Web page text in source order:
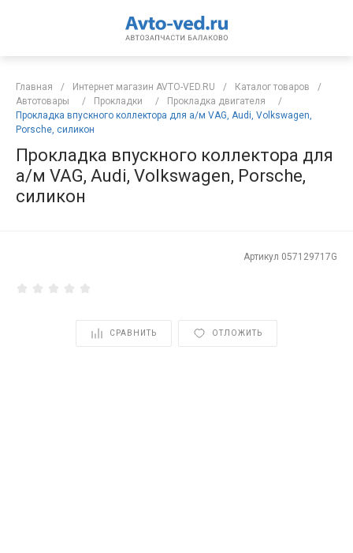
Главная / Интернет магазин AVTO-VED.RU / Каталог товаров
/
Автотовары
/ Прокладки / Прокладка двигателя
/
Прокладка впускного коллектора для а/м VAG, Audi, Volkswagen,
Porsche, силикон
Прокладка впускного коллектора для
а/м VAG, Audi, Volkswagen, Porsche,
силикон
Артикул 057129717G
СРАВНИТЬ ОТЛОЖИТЬ